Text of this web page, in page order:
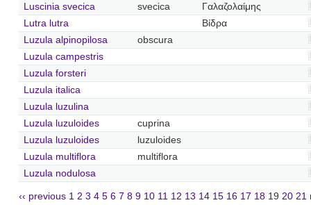
Luscinia svecica
svecica
Γαλαζολαίμης
Lutra lutra
Βίδρα
Luzula alpinopilosa
obscura
Luzula campestris
Luzula forsteri
Luzula italica
Luzula luzulina
Luzula luzuloides
cuprina
Luzula luzuloides
luzuloides
Luzula multiflora
multiflora
Luzula nodulosa
‹‹ previous 1 2 3 4 5 6 7 8 9 10 11 12 13 14 15 16 17 18 19 20 21